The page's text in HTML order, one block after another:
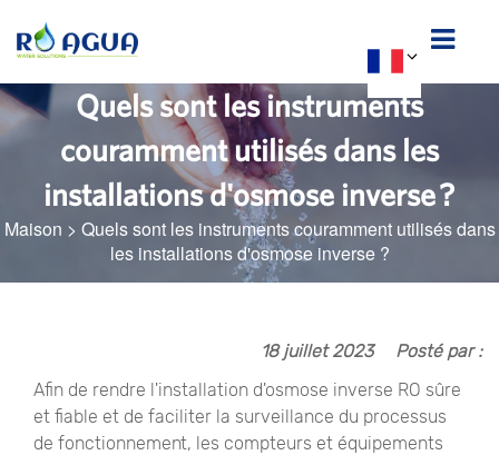
Quels sont les instruments
couramment utilisés dans les
installations d'osmose inverse ?
Maison > Quels sont les instruments couramment utilisés dans
les installations d'osmose inverse ?
18 juillet 2023
Posté par :
Afin de rendre l'installation d'osmose inverse RO sûre
et fiable et de faciliter la surveillance du processus
de fonctionnement, les compteurs et équipements